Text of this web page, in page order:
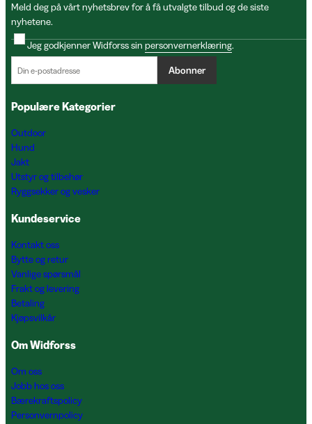
Meld deg på vårt nyhetsbrev for å få utvalgte tilbud og de siste
nyhetene.
Jeg godkjenner Widforss sin personvernerklæring.
Abonner
Populære Kategorier
Outdoor
Hund
Jakt
Utstyr og tilbehør
Ryggsekker og vesker
Kundeservice
Kontakt oss
Bytte og retur
Vanlige spørsmål
Frakt og levering
Betaling
Kjøpsvilkår
Om Widforss
Om oss
Jobb hos oss
Bærekraftspolicy
Personvernpolicy